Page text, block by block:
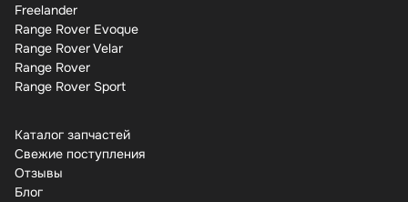
Freelander
Range Rover Evoque
Range Rover Velar
Range Rover
Range Rover Sport
Каталог запчастей
Свежие поступления
Отзывы
Бло